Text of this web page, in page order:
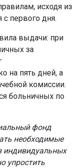
исходя из
с первого дня.
выдачи: при
за
на пять дней, а
комиссии.
больничных по
фонд
необходимые
индивидуальных
упростить